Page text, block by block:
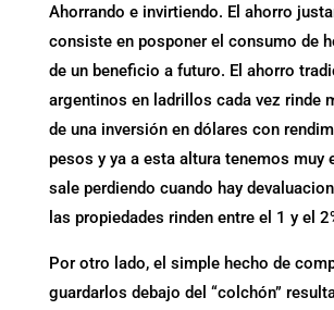
Ahorrando e invirtiendo. El ahorro
consiste en posponer el consumo de
de un beneficio a futuro. El ahorro
argentinos en ladrillos cada vez rinde
de una inversión en dólares con
pesos y ya a esta altura tenemos muy
sale perdiendo cuando hay
las propiedades rinden entre el 1 y el
Por otro lado, el simple hecho de
guardarlos debajo del “colchón”